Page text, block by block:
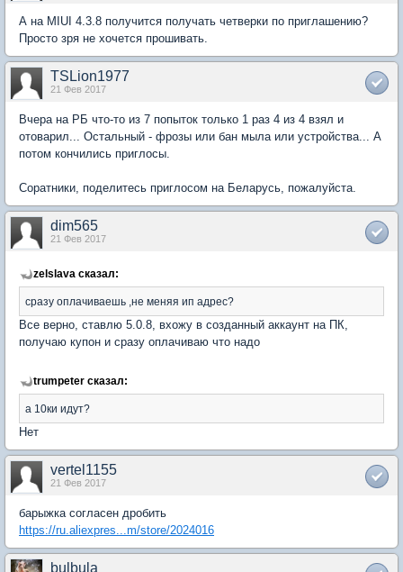
А на MIUI 4.3.8 получится получать четверки по приглашению?
Просто зря не хочется прошивать.
TSLion1977
21 Фев 2017
Вчера на РБ что-то из 7 попыток только 1 раз 4 из 4 взял и
отоварил... Остальный - фрозы или бан мыла или устройства... А
потом кончились приглосы.
Соратники, поделитесь приглосом на Беларусь, пожалуйста.
dim565
21 Фев 2017
zelslava сказал:
сразу оплачиваешь ,не меняя ип адрес?
Все верно, ставлю 5.0.8, вхожу в созданный аккаунт на ПК,
получаю купон и сразу оплачиваю что надо
trumpeter сказал:
а 10ки идут?
Нет
vertel1155
21 Фев 2017
барыжка согласен дробить
https://ru.aliexpres...m/store/2024016
bulbula